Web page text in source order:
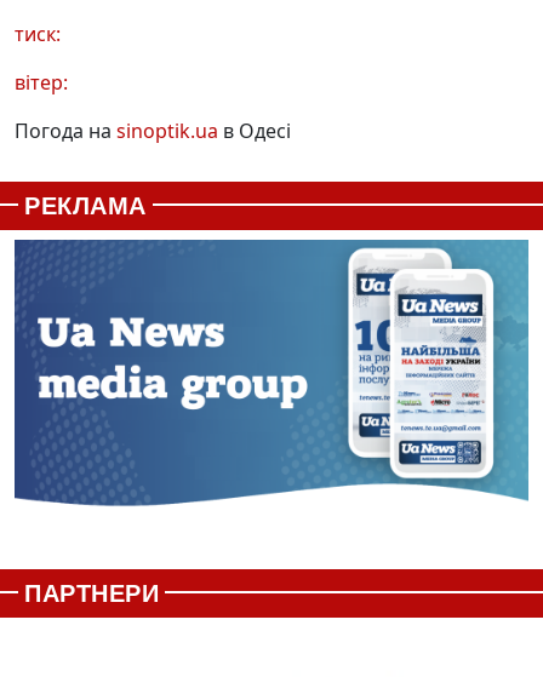
тиск:
вітер:
Погода на sinoptik.ua в Одесі
РЕКЛАМА
ПАРТНЕРИ